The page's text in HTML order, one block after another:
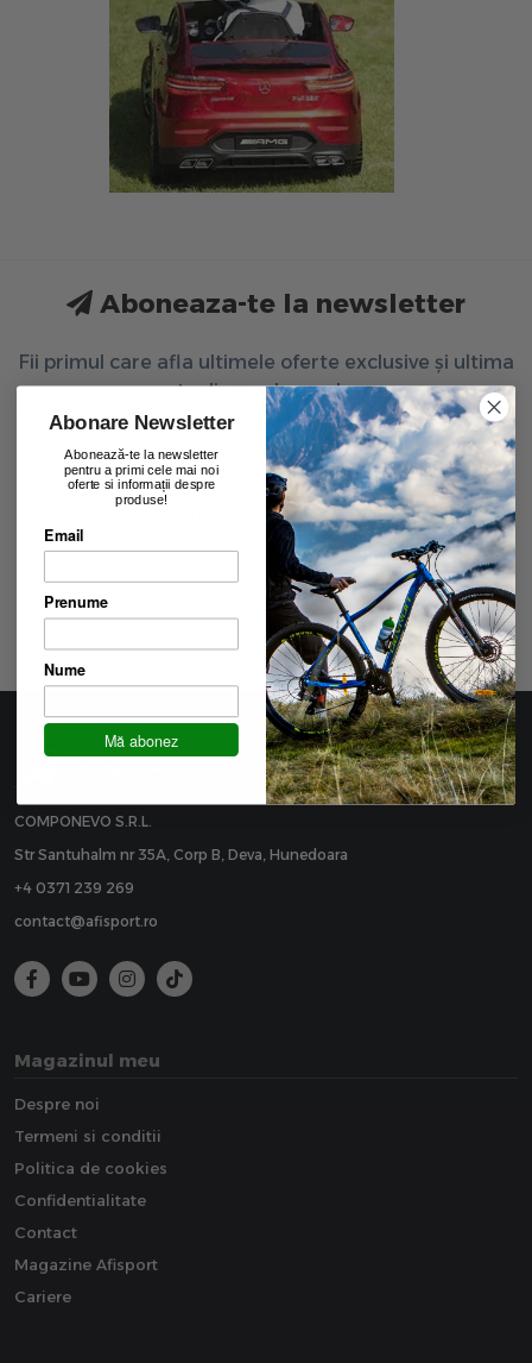
Aboneaza-te la newsletter
Fii primul care afla ultimele oferte exclusive și ultima
actualizare de produse.
Inscrie-te
Am peste 16 ani si sunt de acord cu prelucrarea
datelor in conformitate cu politica de
confidentialitate
COMPONEVO S.R.L.
Str Santuhalm nr 35A, Corp B, Deva, Hunedoara
+4 0371 239 269
contact@afisport.ro
Magazinul meu
Despre noi
Termeni si conditii
Politica de cookies
Confidentialitate
Contact
Magazine Afisport
Cariere
Abonare Newsletter
Abonează-te la newsletter
pentru a primi cele mai noi
oferte si informații despre
produse!
Email
Prenume
Nume
Mă abonez